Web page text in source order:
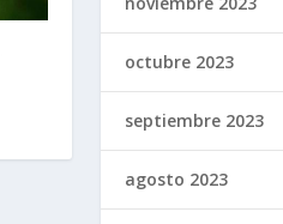
octubre 2023
septiembre 2023
agosto 2023